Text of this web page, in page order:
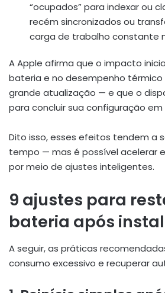
“ocupados” para indexar ou
recém sincronizados ou
carga de trabalho constante
A Apple afirma que o impacto
bateria e no desempenho térmico
grande atualização — e que o
para concluir sua configuração
Dito isso, esses efeitos tendem a
tempo — mas é possível acelerar
por meio de ajustes inteligentes.
9 ajustes para
bateria após
A seguir, as práticas
consumo excessivo e recuperar